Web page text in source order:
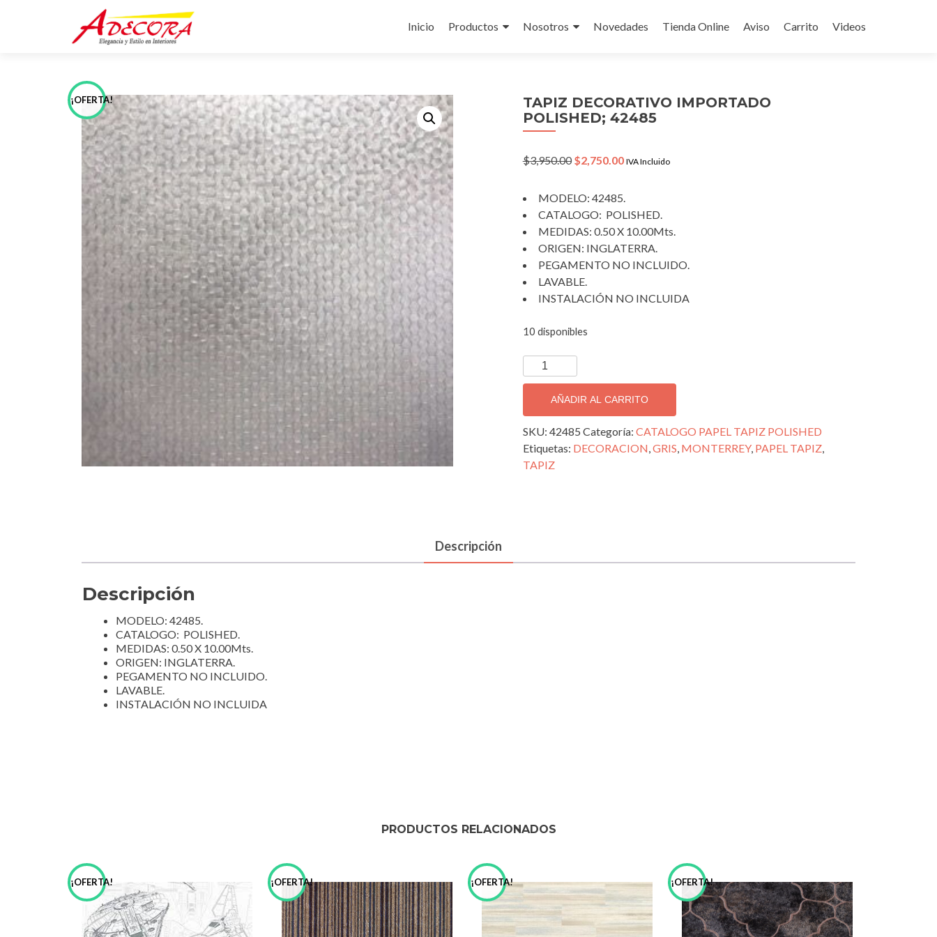
to
Inicio Productos Nosotros Novedades Tienda Online Aviso Carrito Videos
¡OFERTA!
TAPIZ DECORATIVO IMPORTADO
POLISHED; 42485
$3,950.00 Original
$3,950.00.
$2,750.00Current
$2,750.00.
IVA Incluido
MODELO: 42485.
CATALOGO: POLISHED.
MEDIDAS: 0.50 X 10.00Mts.
ORIGEN: INGLATERRA.
PEGAMENTO NO INCLUIDO.
LAVABLE.
INSTALACIÓN NO INCLUIDA
10 disponibles
TAPIZ
DECORATIVO
IMPORTADO
POLISHED;
42485
cantidad
AÑADIR AL CARRITO
SKU: 42485 Categoría: CATALOGO PAPEL TAPIZ POLISHED
Etiquetas: DECORACION,GRIS, MONTERREY, PAPEL TAPIZ,
TAPIZ
Descripción
Descripción
MODELO: 42485.
CATALOGO: POLISHED.
MEDIDAS: 0.50 X 10.00Mts.
ORIGEN: INGLATERRA.
PEGAMENTO NO INCLUIDO.
LAVABLE.
INSTALACIÓN NO INCLUIDA
PRODUCTOS RELACIONADOS
¡OFERTA! ¡OFERTA! ¡OFERTA! ¡OFERTA!